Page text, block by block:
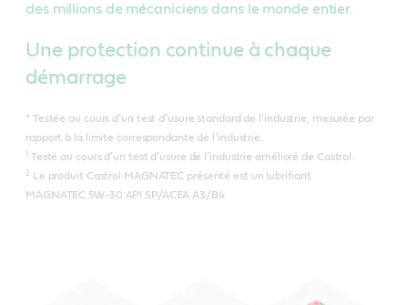
des millions de mécaniciens dans le monde entier.
Une protection continue à chaque
démarrage
* Testée au cours d’un test d’usure standard de l’industrie, mesurée par
rapport à la limite correspondante de l’industrie.
Testé au cours d’un test d’usure de l’industrie amélioré de Castrol.
2
Le produit Castrol MAGNATEC présenté est un lubrifiant
MAGNATEC 5W-30 API SP/ACEA A3/B4.